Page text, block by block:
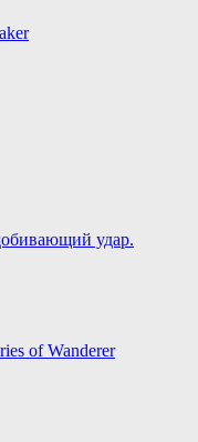
удар.
of Wanderer